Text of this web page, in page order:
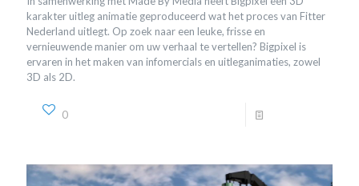
karakter uitleg animatie geproduceerd wat het proces van Fitter
Nederland uitlegt. Op zoek naar een leuke, frisse en
vernieuwende manier om uw verhaal te vertellen? Bigpixel is
ervaren in het maken van infomercials en uitleganimaties, zowel
3D als 2D.
0